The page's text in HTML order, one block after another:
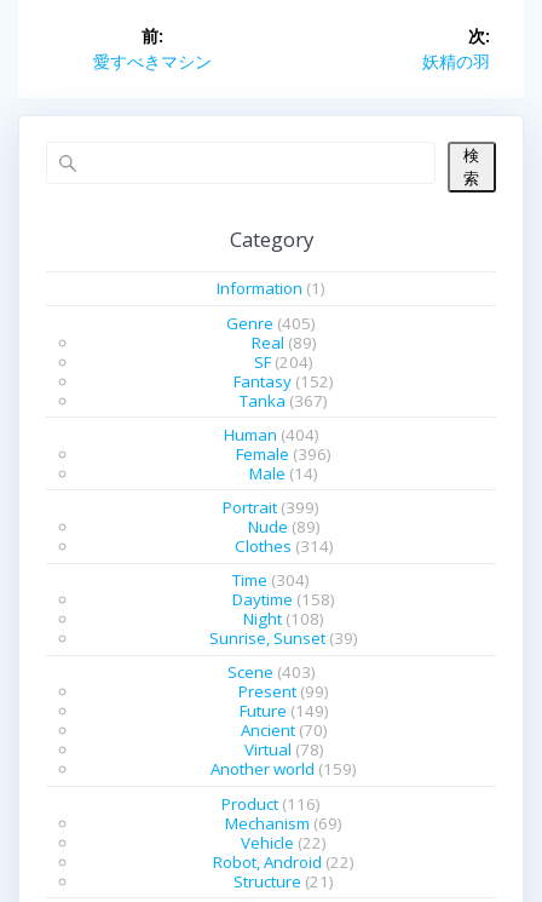
前:
前
愛すべきマシン
次:
次
妖精の羽
検
索
Category
Information (1)
Genre (405)
Real (89)
SF(204)
Fantasy (152)
Tanka (367)
Human (404)
Female (396)
Male (14)
Portrait (399)
Nude (89)
Clothes (314)
Time (304)
Daytime (158)
Night (108)
Sunrise, Sunset (39)
Scene (403)
Present (99)
Future (149)
Ancient(70)
Virtual (78)
Another world (159)
Product (116)
Mechanism (69)
Vehicle (22)
Robot, Android (22)
Structure (21)